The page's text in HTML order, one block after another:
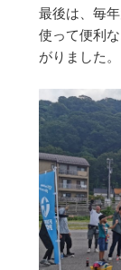
最後は、毎
使って便利
がりました。